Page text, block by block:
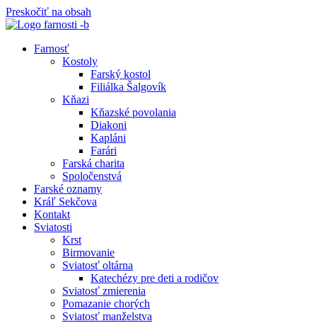
Preskočiť na obsah
Farnosť
Kostoly
Farský kostol
Filiálka Šalgovík
Kňazi
Kňazské povolania
Diakoni
Kapláni
Farári
Farská charita
Spoločenstvá
Farské oznamy
Kráľ Sekčova
Kontakt
Sviatosti
Krst
Birmovanie
Sviatosť oltárna
Katechézy pre deti a rodičov
Sviatosť zmierenia
Pomazanie chorých
Sviatosť manželstva